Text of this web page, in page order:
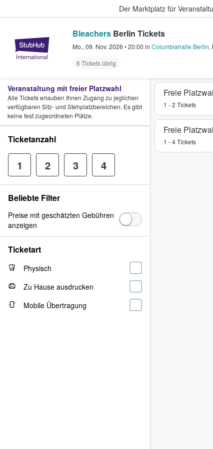
Der Marktplatz für
StubHub - Wo Fans Tickets
Bleachers Berlin Tickets
Mo., 09. Nov. 2026 •20:00 in Columbiahalle Berlin,
6 Tickets übrig
Freie
1 - 2 Tickets
Freie
1 - 4 Tickets
Veranstaltung mit freier Platzwahl
Alle Tickets erlauben Ihnen Zugang zu jeglichen
verfügbaren Sitz- und Stehplatzbereichen. Es gibt
keine fest zugeordneten Plätze.
Ticketanzahl
1 2 3 4
Beliebte Filter
Preise mit geschätzten Gebühren
anzeigen
Ticketart
Physisch
Zu Hause ausdrucken
Mobile Übertragung